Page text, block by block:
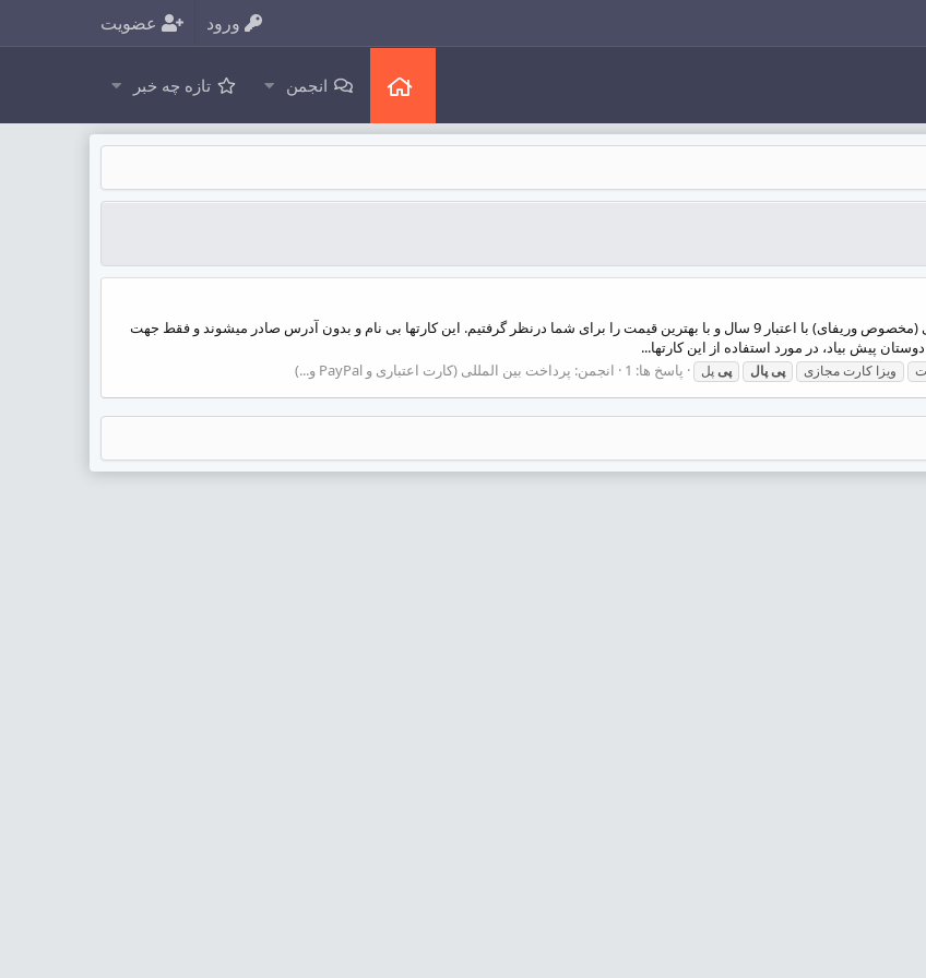
ورود عضویت
انجمن تازه چه خبر
درود خدمت همکاران و کاربران گرامی، ارائه ویزا کارتهای مجازی (مخصوص وریفای) با اعتبار 9 سال و با بهترین قیمت را برای شما درنظر گرفتیم. این کارتها بی نام و بدون آدرس صادر میشوند و فقط جهت
پیش بیاد، در مورد استفاده از این کارتها...
ویزا کارت مجازی پیپال پیپل پاسخ ها: 1 انجمن: پرداخت بین المللی (کارت اعتباری و PayPal و...)